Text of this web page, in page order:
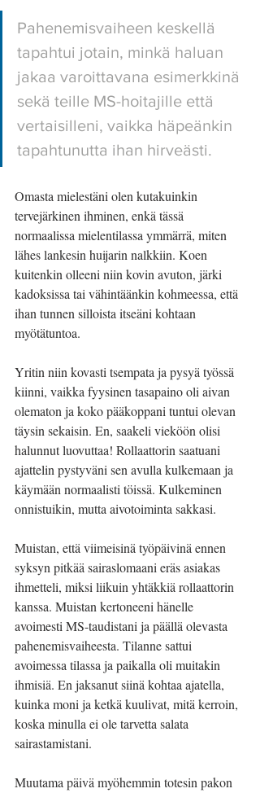
Pahenemisvaiheen keskellä
tapahtui jotain, minkä haluan
jakaa varoittavana esimerkkinä
sekä teille MS-hoitajille että
vertaisilleni, vaikka häpeänkin
tapahtunutta ihan hirveästi.
Omasta mielestäni olen kutakuinkin
tervejärkinen ihminen, enkä tässä
normaalissa mielentilassa ymmärrä, miten
lähes lankesin huijarin nalkkiin. Koen
kuitenkin olleeni niin kovin avuton, järki
kadoksissa tai vähintäänkin kohmeessa, että
ihan tunnen silloista itseäni kohtaan
myötätuntoa.
Yritin niin kovasti tsempata ja pysyä työssä
kiinni, vaikka fyysinen tasapaino oli aivan
olematon ja koko pääkoppani tuntui olevan
täysin sekaisin. En, saakeli vieköön olisi
halunnut luovuttaa! Rollaattorin saatuani
ajattelin pystyväni sen avulla kulkemaan ja
käymään normaalisti töissä. Kulkeminen
onnistuikin, mutta aivotoiminta sakkasi.
Muistan, että viimeisinä työpäivinä ennen
syksyn pitkää sairaslomaani eräs asiakas
ihmetteli, miksi liikuin yhtäkkiä rollaattorin
kanssa. Muistan kertoneeni hänelle
avoimesti MS-taudistani ja päällä olevasta
pahenemisvaiheesta. Tilanne sattui
avoimessa tilassa ja paikalla oli muitakin
ihmisiä. En jaksanut siinä kohtaa ajatella,
kuinka moni ja ketkä kuulivat, mitä kerroin,
koska minulla ei ole tarvetta salata
sairastamistani.
Muutama päivä myöhemmin totesin pakon